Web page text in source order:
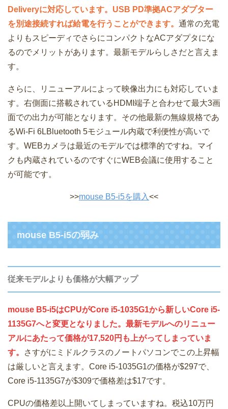
Deliveryに対応しています。USB PD準拠ACアダプター
を別途接続すれば給電を行うことができます。 通常の充電
よりもスピーディでさらにコンパクトなACアダプタにな
るのでメリットがあります。最新モデルらしさだと言えま
す。
さらに、リニューアルによって映像出力にも対応していま
す。右側面に搭載されているHDMI端子と合わせて最大3画
面での出力が可能となります。その他最新の無線規格であ
るWi-Fi 6LBluetooth 5モジュール内蔵で利便性が高いで
す。WEBカメラは最近のモデルでは標準的ですね。マイ
クも内蔵されているのですぐにWEB会議に使用すること
が可能です。
>>mouse B5-i5を購入<<
mouse B5-i5の弱み
従来モデルよりも価格が大幅アップ
mouse B5-i5はCPUがCore i5-1035G1から新しいCore i5-
1135G7へと変更となりました。最新モデルへのリニュー
アルにあたって価格が17,520円も上がってしまっていま
す。
さすがにミドルクラスのノートパソコンでこの上昇幅
は厳しいと言えます。Core i5-1035G1の価格が$297で、
Core i5-1135G7が$309で価格差は$17です。
CPUの価格差以上開いてしまっていますね。税込10万円